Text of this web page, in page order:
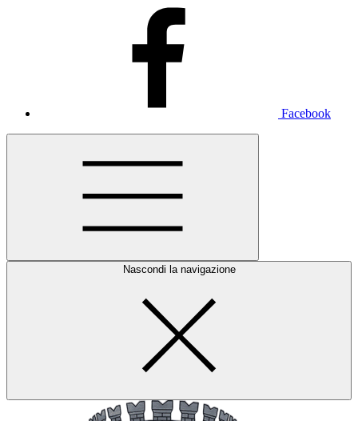
Facebook
Nascondi la navigazione